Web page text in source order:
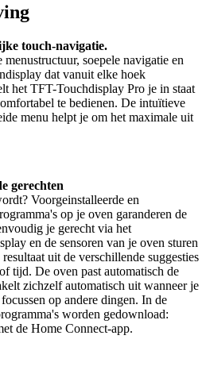
touch-navigatie.
soepele navigatie en
dat vanuit elke hoek
het TFT-Touchdisplay Pro je in staat
te bedienen. De intuïtieve
menu helpt je om het maximale uit
gerechten
Voorgeinstalleerde en
op je oven garanderen de
je gerecht via het
en de sensoren van je oven sturen
uit de verschillende suggesties
tijd. De oven past automatisch de
zichzelf automatisch uit wanneer je
op andere dingen. In de
worden gedownload:
de Home Connect-app.